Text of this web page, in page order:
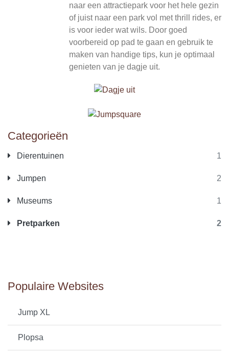
Categorieën
Dierentuinen 1
Jumpen 2
Museums 1
Pretparken 2
Populaire Websites
Jump XL
Plopsa
naar een attractiepark voor het hele gezin
of juist naar een park vol met thrill rides, er
is voor ieder wat wils. Door goed
voorbereid op pad te gaan en gebruik te
maken van handige tips, kun je optimaal
genieten van je dagje uit.